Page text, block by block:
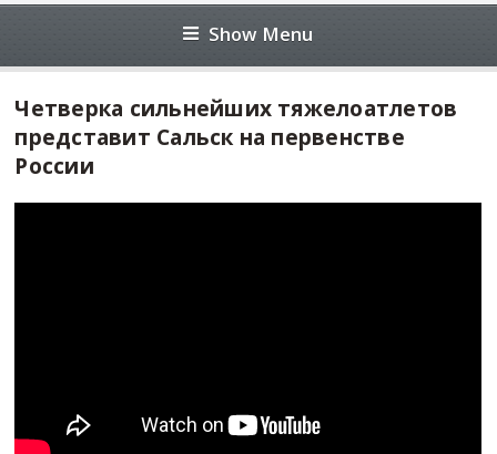
Show Menu
Четверка сильнейших тяжелоатлетов
представит Сальск на первенстве
России